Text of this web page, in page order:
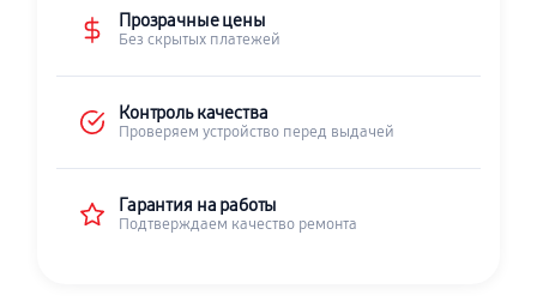
Прозрачные цены
Без скрытых платежей
Контроль качества
Проверяем устройство перед выдачей
Гарантия на работы
Подтверждаем качество ремонта